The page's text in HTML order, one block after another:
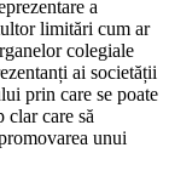
a
limitări cum ar
colegiale
ai societății
prin care se poate
clar care să
unui